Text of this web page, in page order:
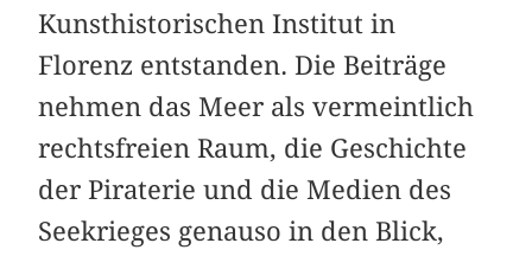
Kunsthistorischen Institut in
Florenz entstanden. Die Beiträge
nehmen das Meer als vermeintlich
rechtsfreien Raum, die Geschichte
der Piraterie und die Medien des
Seekrieges genauso in den Blick,